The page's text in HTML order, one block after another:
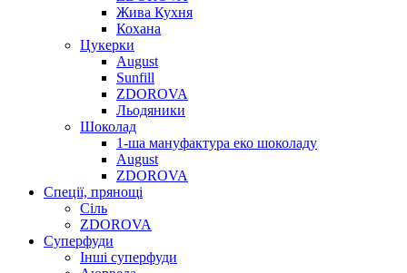
Жива Кухня
Кохана
Цукерки
August
Sunfill
ZDOROVA
Льодяники
Шоколад
1-ша мануфактура еко шоколаду
August
ZDOROVA
Спеції, прянощі
Cіль
ZDOROVA
Суперфуди
Інші суперфуди